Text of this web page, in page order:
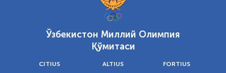
Ўзбекистон Миллий Олимпия
Қўмитаси
CITIUS ALTIUS FORTIUS